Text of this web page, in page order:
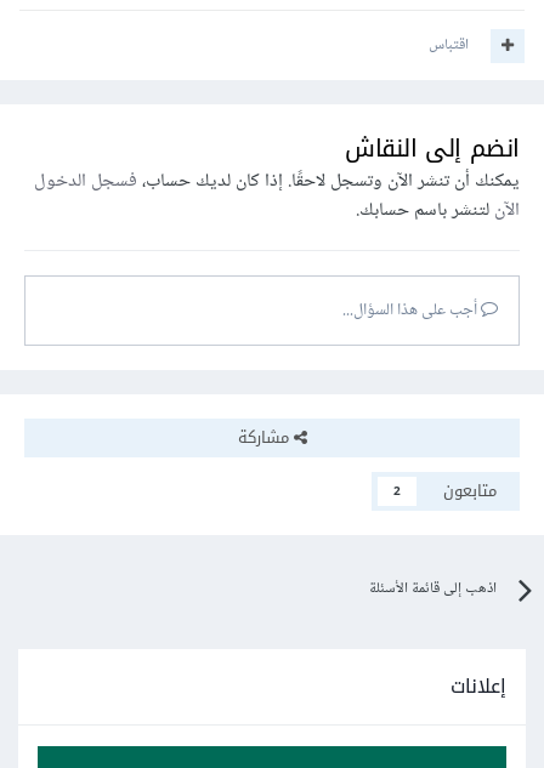
اقتباس
انضم إلى النقاش
يمكنك أن تنشر الآن وتسجل لاحقًا. إذا كان لديك حساب،فسجل الدخول
الآنلتنشر باسم حسابك.
أجب على هذا السؤال...
مشاركة
متابعون
2
اذهب إلى قائمة الأسئلة
إعلانات